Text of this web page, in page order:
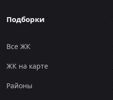
Подборки
Все ЖК
ЖК на карте
Районы